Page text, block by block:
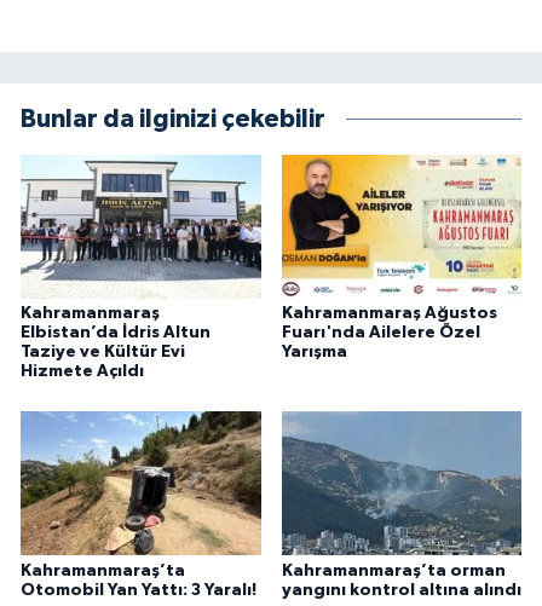
Bunlar da ilginizi çekebilir
Kahramanmaraş
Elbistan’da İdris Altun
Taziye ve Kültür Evi
Hizmete Açıldı
Kahramanmaraş Ağustos
Fuarı'nda Ailelere Özel
Yarışma
Kahramanmaraş’ta
Otomobil Yan Yattı: 3 Yaralı!
Kahramanmaraş’ta orman
yangını kontrol altına alındı
TANITIM
HABERDE İNSAN